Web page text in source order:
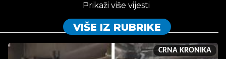
Prikaži više vijesti
VIŠE IZ RUBRIKE
CRNA KRONIKA